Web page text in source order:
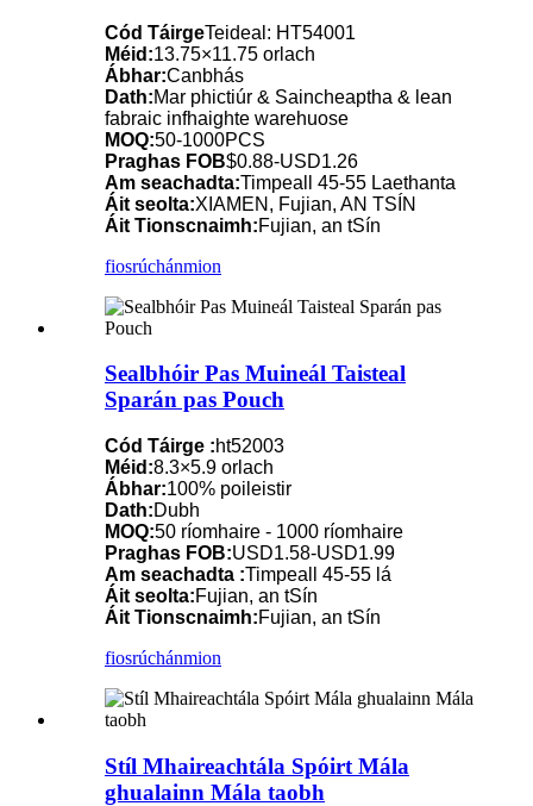
Cód TáirgeTeideal: HT54001
Méid:13.75×11.75 orlach
Ábhar:Canbhás
Dath:Mar phictiúr & Saincheaptha & lean
fabraic infhaighte warehuose
MOQ:50-1000PCS
Praghas FOB$0.88-USD1.26
Am seachadta:Timpeall 45-55 Laethanta
Áit seolta:XIAMEN, Fujian, AN TSÍN
Áit Tionscnaimh:Fujian, an tSín
fiosrúchánmion
Sealbhóir Pas Muineál Taisteal
Sparán pas Pouch
Cód Táirge :ht52003
Méid:8.3×5.9 orlach
Ábhar:100% poileistir
Dath:Dubh
MOQ:50 ríomhaire - 1000 ríomhaire
Praghas FOB:USD1.58-USD1.99
Am seachadta :Timpeall 45-55 lá
Áit seolta:Fujian, an tSín
Áit Tionscnaimh:Fujian, an tSín
fiosrúchánmion
Stíl Mhaireachtála Spóirt Mála
ghualainn Mála taobh